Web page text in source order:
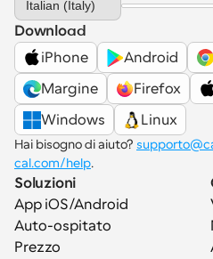
Italian (Italy)
Download
iPhone
Android
Margine
Firefox
Windows
Linux
Hai bisogno di aiuto?
cal.com/help.
Soluzioni
App iOS/Android
Auto-ospitato
Prezzo